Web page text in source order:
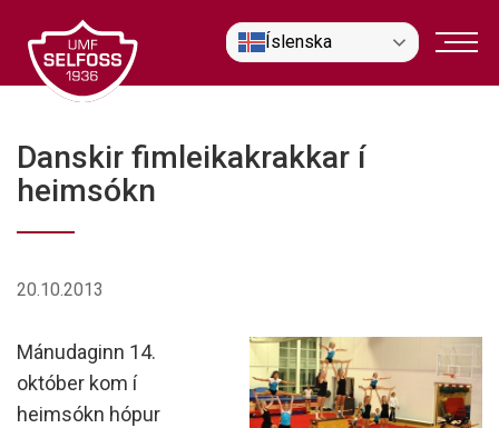
efni
Íslenska
Danskir fimleikakrakkar í
heimsókn
20.10.2013
Mánudaginn 14.
október kom í
heimsókn hópur